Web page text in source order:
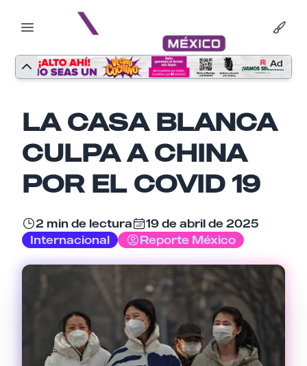
Ad
LA CASA BLANCA
CULPA A CHINA
POR EL COVID 19
2 min de lectura
19 de abril de 2025
Internacional
Reporte México
Email